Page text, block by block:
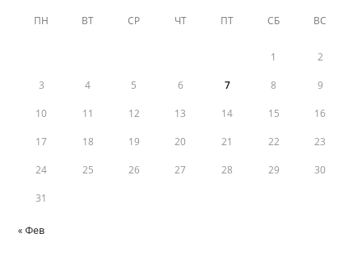
ПН ВТ СР ЧТ ПТ СБ ВС
1 2
3 4 5 6 7 8 9
10 11 12 13 14 15 16
17 18 19 20 21 22 23
24 25 26 27 28 29 30
31
« Фев